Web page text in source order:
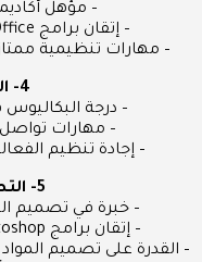
– مؤهل
– إتقان برامج Microsoft Office هو شرط أساسي.
– مهارات تنظيمية
4- العلاقات العامة:
– درجة البكاليوس
– مهارات تواصل
– إجادة تنظيم
5- التصميم الجرافيكي:
– خبرة في تصميم
– إتقان برامج Adobe Photoshop وAdobe Illustrator.
– القدرة على تصميم المواد